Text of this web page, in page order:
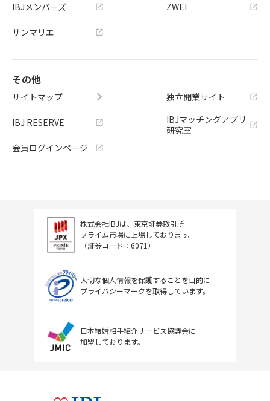
IBJメンバーズ
サンマリエ
ZWEI
その他
サイトマップ
IBJ RESERVE
会員ログインページ
独立開業サイト
IBJマッチングアプリ
研究室
株式会社IBJは、東京証券取引所
プライム市場に上場しております。
（証券コード：6071）
大切な個人情報を保護することを目的に
プライバシーマークを取得しています。
日本結婚相手紹介サービス協議会に
加盟しております。